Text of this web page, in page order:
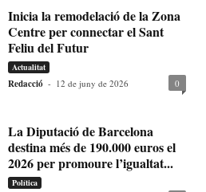
Inicia la remodelació de la Zona
Centre per connectar el Sant
Feliu del Futur
Actualitat
Redacció - 12 de juny de 2026 0
La Diputació de Barcelona
destina més de 190.000 euros el
2026 per promoure l’igualtat...
Política